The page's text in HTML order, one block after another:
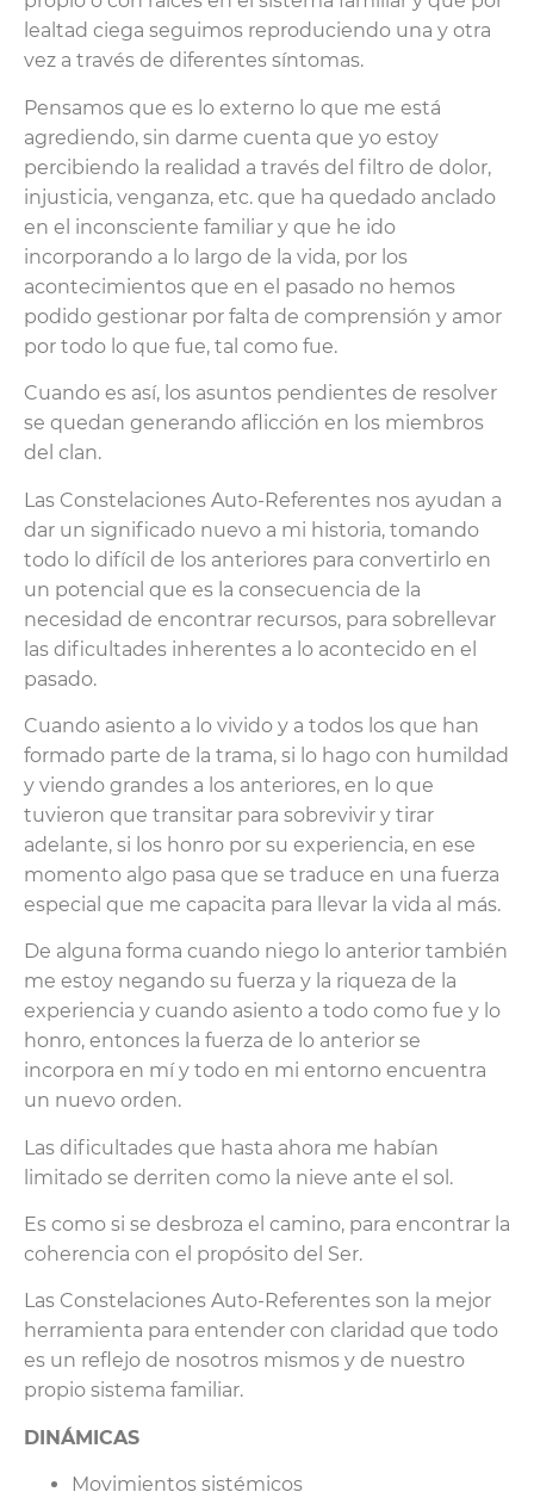
lealtad ciega seguimos reproduciendo una y otra
vez a través de diferentes síntomas.
Pensamos que es lo externo lo que me está
agrediendo, sin darme cuenta que yo estoy
percibiendo la realidad a través del filtro de dolor,
injusticia, venganza, etc. que ha quedado anclado
en el inconsciente familiar y que he ido
incorporando a lo largo de la vida, por los
acontecimientos que en el pasado no hemos
podido gestionar por falta de comprensión y amor
por todo lo que fue, tal como fue.
Cuando es así, los asuntos pendientes de resolver
se quedan generando aflicción en los miembros
del clan.
Las Constelaciones Auto-Referentes nos ayudan a
dar un significado nuevo a mi historia, tomando
todo lo difícil de los anteriores para convertirlo en
un potencial que es la consecuencia de la
necesidad de encontrar recursos, para sobrellevar
las dificultades inherentes a lo acontecido en el
pasado.
Cuando asiento a lo vivido y a todos los que han
formado parte de la trama, si lo hago con humildad
y viendo grandes a los anteriores, en lo que
tuvieron que transitar para sobrevivir y tirar
adelante, si los honro por su experiencia, en ese
momento algo pasa que se traduce en una fuerza
especial que me capacita para llevar la vida al más.
De alguna forma cuando niego lo anterior también
me estoy negando su fuerza y la riqueza de la
experiencia y cuando asiento a todo como fue y lo
honro, entonces la fuerza de lo anterior se
incorpora en mí y todo en mi entorno encuentra
un nuevo orden.
Las dificultades que hasta ahora me habían
limitado se derriten como la nieve ante el sol.
Es como si se desbroza el camino, para encontrar la
coherencia con el propósito del Ser.
Las Constelaciones Auto-Referentes son la mejor
herramienta para entender con claridad que todo
es un reflejo de nosotros mismos y de nuestro
propio sistema familiar.
DINÁMICAS
Movimientos sistémicos